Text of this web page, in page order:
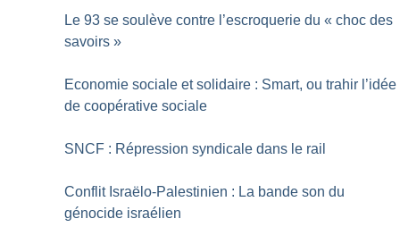
Le 93 se soulève contre l’escroquerie du « choc des
savoirs »
Economie sociale et solidaire : Smart, ou trahir l’idée
de coopérative sociale
SNCF : Répression syndicale dans le rail
Conflit Israëlo-Palestinien : La bande son du
génocide israélien